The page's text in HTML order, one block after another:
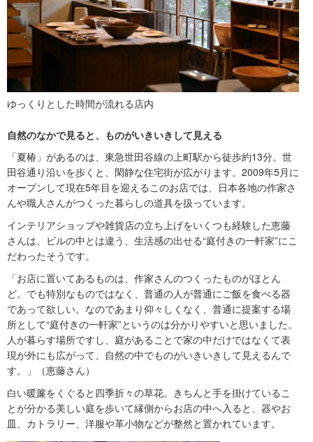
ゆっくりとした時間が流れる店内
自然のなかで見ると、ものがいきいきして見える
「夏椿」があるのは、東急世田谷線の上町駅から徒歩約13分。世
田谷通り沿いを歩くと、閑静な住宅街が広がります。2009年5月に
オープンして現在5年目を迎えるこのお店では、日本各地の作家さ
んや職人さんがつくった暮らしの道具を扱っています。
インテリアショップや雑貨店の立ち上げをいくつも経験した恵藤
さんは、ビルの中とは違う、生活感の出せる“庭付きの一軒家”にこ
だわったそうです。
「お店に置いてあるものは、作家さんのつくったものがほとん
ど。でも特別なものではなく、普通の人が普通にご飯を食べる器
であって欲しい。なのであまり仰々しくなく、普通に提案する場
所として“庭付きの一軒家”というのは分かりやすいと思いました。
人が暮らす場所ですし、庭があることで家の中だけではなくて表
現が外にも広がって、自然の中でものがいきいきして見えるんで
す。」（恵藤さん）
白い暖簾をくぐると四季折々の草花。きちんと手を掛けているこ
とが分かる美しい庭を歩いて縁側からお店の中へ入ると、器やお
皿、カトラリー、洋服や革小物などが整然と置かれています。